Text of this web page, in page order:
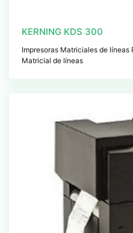
KERNING KDS 300
Impresoras Matriciales de
Matricial de líneas